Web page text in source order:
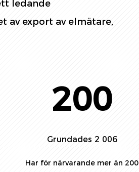
ledande
av export av elmätare,
200
Grundades 2 006
Har för närvarande mer än 200